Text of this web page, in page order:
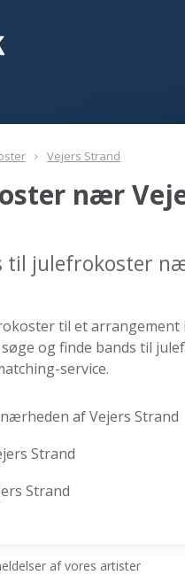
Vejers Strand
nær
julefrokoster
til et arrangement
og finde bands til
service.
af Vejers Strand
Strand
Strand
af vores artister